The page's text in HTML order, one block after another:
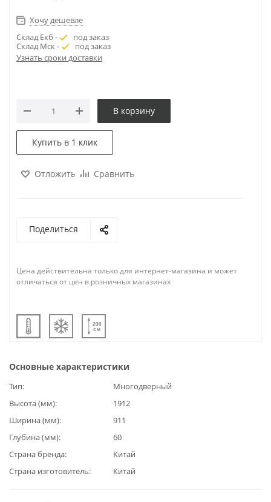
Хочу дешевле
Склад Екб -
под заказ
Склад Мск -
под заказ
Узнать сроки доставки
В корзину
Купить в 1 клик
Отложить Сравнить
Поделиться
Цена действительна только для интернет-магазина и может
отличаться от цен в розничных магазинах
Основные характеристики
Тип
Многодверный
Высота (мм)
1912
Ширина (мм)
911
Глубина (мм)
60
Страна бренда
Китай
Страна изготовитель
Китай